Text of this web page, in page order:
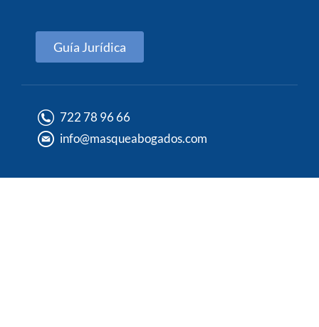
Guía Jurídica
722 78 96 66
info@masqueabogados.com